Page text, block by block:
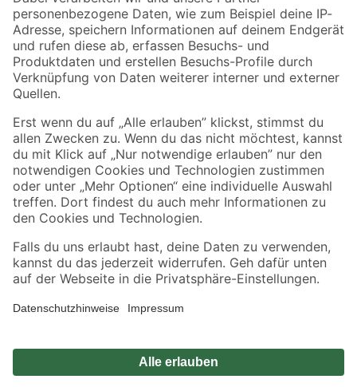
Zahlungsarten Versandarten
Sicher einkaufen
Jetzt die toom-App herunterladen
Alle Preisangaben in EUR inkl. gesetzl. MwSt.. Die dargestellten Angebote sind unter
Umständen nicht in allen Märkten verfügbar. Die angegebenen Verfügbarkeiten beziehen
Produkte nur solange der Vorrat reicht.
*Paketversand ab 59 € versandkostenfrei, gilt nicht für Artikel mit Speditionsversand, hier
Privatsphäre Impressum
Nutzungsbedingungen
Widerrufsrecht Vertrag widerrufen